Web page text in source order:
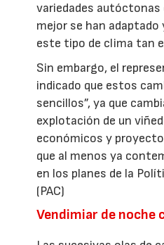
variedades autóctonas
mejor se han
este tipo de clima tan
Sin embargo, el
indicado que estos
sencillos”, ya que
explotación de un
económicos y
que al menos ya
en los planes de la
(PAC)
Vendimiar de noche